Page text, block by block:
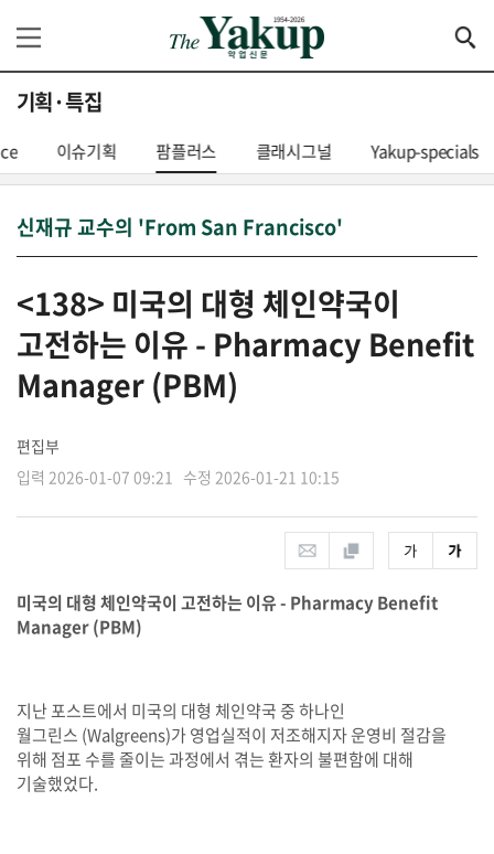
기획·특집
이슈기획 팜플러스 클래시그널 Yakup-specials
신재규 교수의 'From San Francisco'
<138> 미국의 대형 체인약국이
고전하는 이유 - Pharmacy Benefit
Manager (PBM)
편집부
입력 2026-01-07 09:21 수정 2026-01-21 10:15
미국의 대형 체인약국이 고전하는 이유- Pharmacy Benefit
Manager (PBM)
지난 포스트에서 미국의 대형 체인약국 중 하나인
월그린스 (Walgreens)가 영업실적이 저조해지자 운영비 절감을
위해 점포 수를 줄이는 과정에서 겪는 환자의 불편함에 대해
기술했었다.